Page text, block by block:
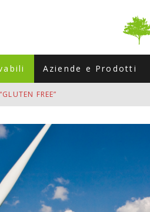
Aziende e Prodotti
FREE”
400 COLLABORATORI STAGIONALI
PIÙ COMUNI CHE POSSONO
FRONTIERA DEL